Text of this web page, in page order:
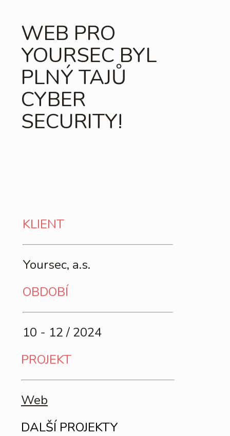
WEB PRO
YOURSEC BYL
PLNÝ TAJŮ
CYBER
SECURITY!
KLIENT
Yoursec, a.s.
OBDOBÍ
10 - 12 / 2024
PROJEKT
Web
DALŠÍ PROJEKTY